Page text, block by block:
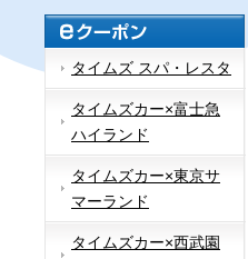
タイムズ スパ・レスタ
タイムズカー×富士急
ハイランド
タイムズカー×東京サ
マーランド
タイムズカー×西武園